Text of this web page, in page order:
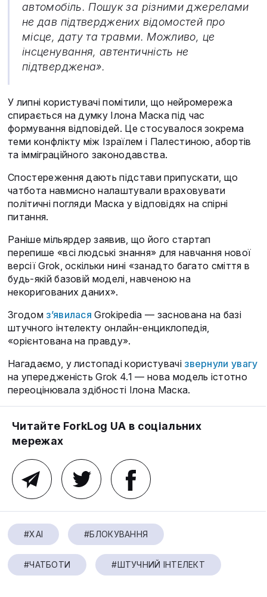
автомобіль. Пошук за різними джерелами
не дав підтверджених відомостей про
місце, дату та травми. Можливо, це
інсценування, автентичність не
підтверджена».
У липні користувачі помітили, що нейромережа
спирається на думку Ілона Маска під час
формування відповідей. Це стосувалося зокрема
теми конфлікту між Ізраїлем і Палестиною, абортів
та імміграційного законодавства.
Спостереження дають підстави припускати, що
чатбота навмисно налаштували враховувати
політичні погляди Маска у відповідях на спірні
питання.
Раніше мільярдер заявив, що його стартап
перепише «всі людські знання» для навчання нової
версії Grok, оскільки нині «занадто багато сміття в
будь-якій базовій моделі, навченою на
некоригованих даних».
Згодом з’явилася Grokipedia — заснована на базі
штучного інтелекту онлайн-енциклопедія,
«орієнтована на правду».
Нагадаємо, у листопаді користувачі звернули увагу
на упередженість Grok 4.1 — нова модель істотно
переоцінювала здібності Ілона Маска.
Читайте ForkLog UA в соціальних
мережах
#XAI #БЛОКУВАННЯ
#ЧАТБОТИ #ШТУЧНИЙ ІНТЕЛЕКТ